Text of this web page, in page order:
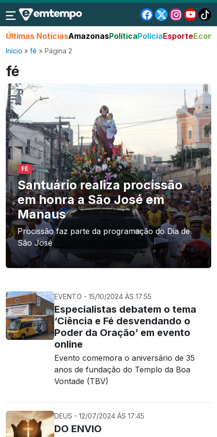
Últimas NotíciasAmazonasPolíticaPolíciaEsporte
Início » fé » Página 2
fé
FÉ
Santuário realiza procissão
em honra a São José em
Manaus
Procissão faz parte da programação do Dia de
São José
EVENTO - 15/10/2024 ÀS 17:55
Especialistas debatem o tema
‘Ciência e Fé desvendando o
Poder da Oração’ em evento
online
Evento comemora o aniversário de 35
anos de fundação do Templo da Boa
Vontade (TBV)
DEUS - 12/07/2024 ÀS 17:45
DO ENVIO